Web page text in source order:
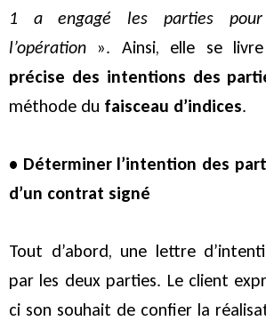
1 a engagé les parties pour
l’opération ». Ainsi, elle se
précise des intentions des
méthode du faisceau d’indices.
• Déterminer l’intention des
d’un contrat signé
Tout d’abord, une lettre
par les deux parties. Le client
ci son souhait de confier la